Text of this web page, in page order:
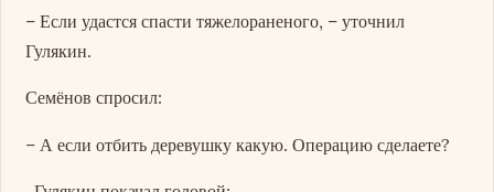
– Если удастся спасти тяжелораненого, – уточнил
Гулякин.
Семёнов спросил:
– А если отбить деревушку какую. Операцию сделаете?